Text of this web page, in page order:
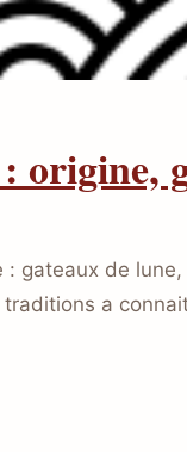
origine,
: gateaux de
a